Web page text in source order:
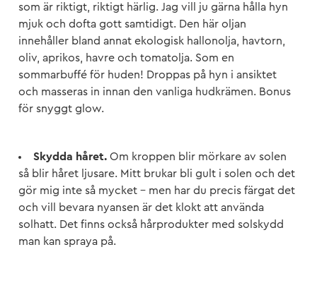
som är riktigt, riktigt härlig. Jag vill ju gärna hålla hyn
mjuk och dofta gott samtidigt. Den här oljan
innehåller bland annat ekologisk hallonolja, havtorn,
oliv, aprikos, havre och tomatolja. Som en
sommarbuffé för huden! Droppas på hyn i ansiktet
och masseras in innan den vanliga hudkrämen. Bonus
för snyggt glow.
Skydda håret. Om kroppen blir mörkare av solen
så blir håret ljusare. Mitt brukar bli gult i solen och det
gör mig inte så mycket – men har du precis färgat det
och vill bevara nyansen är det klokt att använda
solhatt. Det finns också hårprodukter med solskydd
man kan spraya på.